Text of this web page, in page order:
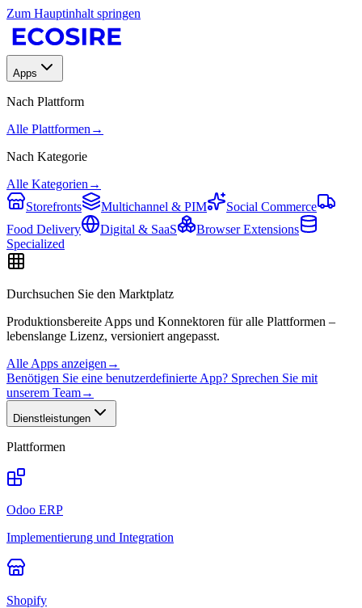
Zum Hauptinhalt springen
Apps
Nach Plattform
Alle Plattformen →
Nach Kategorie
Alle Kategorien →
Storefronts
Multichannel & PIM
Social Commerce
Food Delivery
Digital & SaaS
Browser Extensions
Specialized
Durchsuchen Sie den Marktplatz
Produktionsbereite Apps und Konnektoren für alle Plattformen –
lebenslange Lizenz, versioniert angepasst.
Alle Apps anzeigen →
Benötigen Sie eine benutzerdefinierte App? Sprechen Sie mit
unserem Team→
Dienstleistungen
Plattformen
Odoo ERP
Implementierung und Integration
Shopify